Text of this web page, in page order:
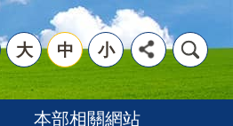
大 中 小
本部相關網站